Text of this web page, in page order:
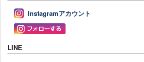
Instagramアカウント
LINE